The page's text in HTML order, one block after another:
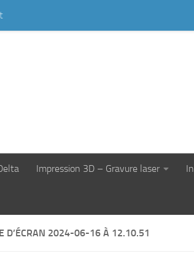
Impression 3D – Gravure laser
D’ÉCRAN 2024-06-16 À 12.10.51